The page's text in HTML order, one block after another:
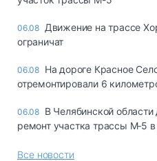
06.08 Движение на трассе
ограничат
06.08 На дороге Красное
отремонтировали 6
06.08 В Челябинской
ремонт участка трассы М‑5
Все новости